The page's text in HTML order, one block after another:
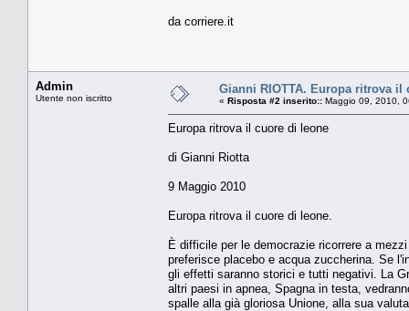
da corriere.it
Admin
Utente non iscritto
Gianni RIOTTA. Europa ritrova il
« Risposta #2 inserito:: Maggio 09, 2010,
Europa ritrova il cuore di leone
di Gianni Riotta
9 Maggio 2010
Europa ritrova il cuore di leone.
È difficile per le democrazie ricorrere a
preferisce placebo e acqua zuccherina. Se
gli effetti saranno storici e tutti negativi. La
altri paesi in apnea, Spagna in testa,
spalle alla già gloriosa Unione, alla sua